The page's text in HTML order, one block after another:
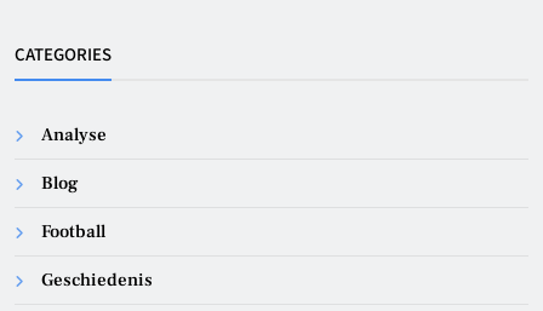
CATEGORIES
Analyse
Blog
Football
Geschiedenis